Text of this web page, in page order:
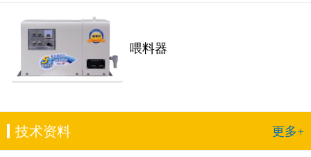
喂料器
技术资料 更多+